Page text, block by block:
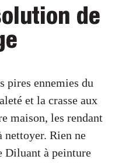
de
pires ennemies du
et la crasse aux
maison, les rendant
Rien ne
Diluant à peinture